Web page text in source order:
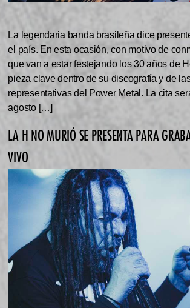
La legendaria banda brasileña dice
el país. En esta ocasión, con motivo de
que van a estar festejando los 30 años de
pieza clave dentro de su discografía y de
representativas del Power Metal. La cita
agosto […]
LA H NO MURIÓ SE PRESENTA PARA
VIVO